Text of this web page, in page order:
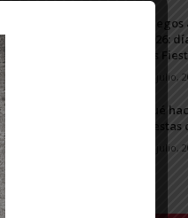
2026:
las
24 julio,
Qué
23 julio,